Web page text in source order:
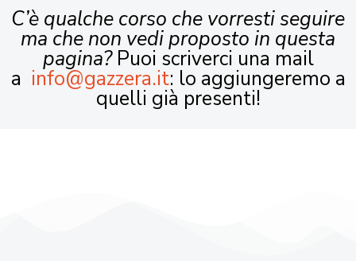
C’è qualche corso che vorresti seguire
ma che non vedi proposto in questa
pagina?Puoi scriverci una mail
a info@gazzera.it: lo aggiungeremo a
quelli già presenti!